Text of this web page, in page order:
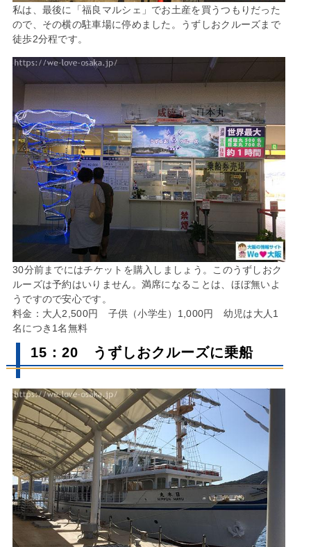
私は、最後に「福良マルシェ」でお土産を買うつもりだった
ので、その横の駐車場に停めました。うずしおクルーズまで
徒歩2分程です。
30分前までにはチケットを購入しましょう。このうずしおク
ルーズは予約はいりません。満席になることは、ほぼ無いよ
うですので安心です。
料金：大人2,500円 子供（小学生）1,000円 幼児は大人1
名につき1名無料
15：20 うずしおクルーズに乗船